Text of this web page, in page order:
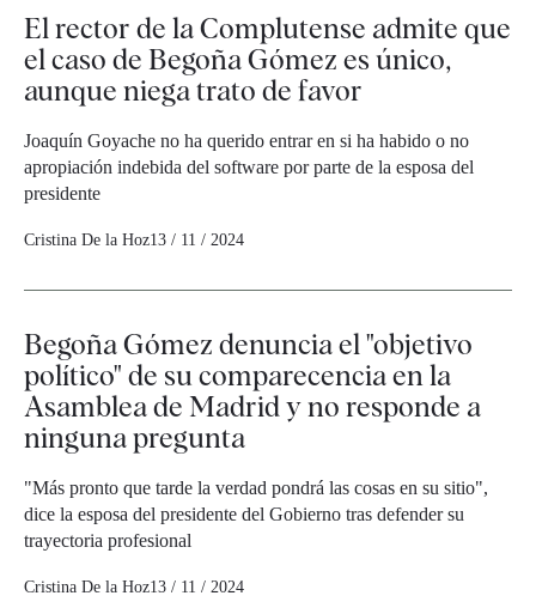
El rector de la Complutense admite que
el caso de Begoña Gómez es único,
aunque niega trato de favor
Joaquín Goyache no ha querido entrar en si ha habido o no
apropiación indebida del software por parte de la esposa del
presidente
Cristina De la Hoz13 / 11 / 2024
Begoña Gómez denuncia el "objetivo
político" de su comparecencia en la
Asamblea de Madrid y no responde a
ninguna pregunta
"Más pronto que tarde la verdad pondrá las cosas en su sitio",
dice la esposa del presidente del Gobierno tras defender su
trayectoria profesional
Cristina De la Hoz13 / 11 / 2024